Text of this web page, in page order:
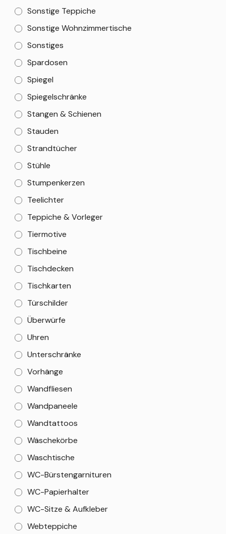
Sonstige Teppiche
Sonstige Wohnzimmertische
Sonstiges
Spardosen
Spiegel
Spiegelschränke
Stangen & Schienen
Stauden
Strandtücher
Stühle
Stumpenkerzen
Teelichter
Teppiche & Vorleger
Tiermotive
Tischbeine
Tischdecken
Tischkarten
Türschilder
Überwürfe
Uhren
Unterschränke
Vorhänge
Wandfliesen
Wandpaneele
Wandtattoos
Wäschekörbe
Waschtische
WC-Bürstengarnituren
WC-Papierhalter
WC-Sitze & Aufkleber
Webteppiche